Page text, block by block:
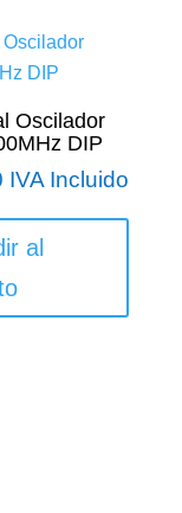
Oscilador
DIP
IVA Incluido
al